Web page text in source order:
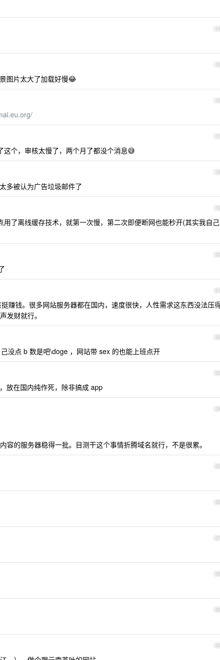
14
15
图片太大了加载好慢😂
16
17
这个，审核太慢了，两个月了都没个消息😅
18
多被认为广告垃圾邮件了
19
用了离线缓存技术，就第一次慢，第二次即便断网也能秒开(其实我自己
20
21
赚钱。很多网站服务器都在国内，速度很快，人性需求这东西没法压
发财就行。
22
没点 b 数是吧\doge ，网站带 sex 的也能上班点开
23
放在国内纯作死，除非搞成 app
24
容的服务器稳得一批。目测干这个事情折腾域名就行，不是很累。
25
26
27
28
29
30